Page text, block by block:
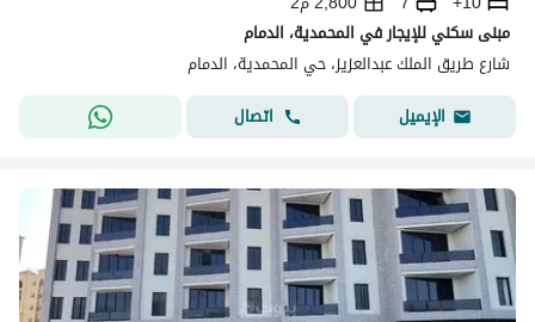
مبنى سكني للإيجار في المحمدية، الدمام
شارع طريق الملك عبدالعزيز، حي المحمدية، الدمام
الإيميل
اتصال